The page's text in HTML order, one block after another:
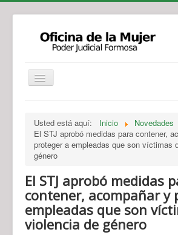
Legislación
Novedades
Recursos y Servicios de Atención
Usted está aquí: Inicio
Novedades
El STJ aprobó medidas para contener,
proteger a empleadas que son víctimas
género
El STJ aprobó medidas
contener, acompañar y
empleadas que son
violencia de género